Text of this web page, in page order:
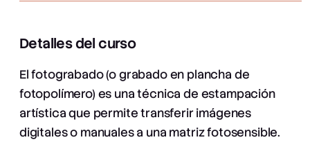
Detalles del curso
El fotograbado (o grabado en plancha de
fotopolímero) es una técnica de estampación
artística que permite transferir imágenes
digitales o manuales a una matriz fotosensible.